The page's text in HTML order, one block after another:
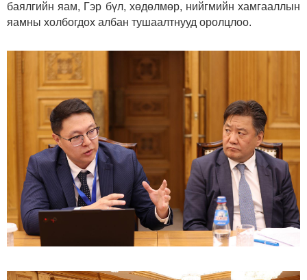
баялгийн яам, Гэр бүл, хөдөлмөр, нийгмийн хамгааллын
яамны холбогдох албан тушаалтнууд оролцлоо.